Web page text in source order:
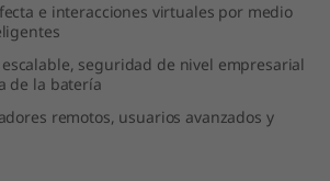
e interacciones virtuales por medio
seguridad de nivel empresarial
de la batería
remotos, usuarios avanzados y